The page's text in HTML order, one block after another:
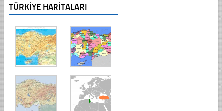
TÜRKIYE HARITALARI